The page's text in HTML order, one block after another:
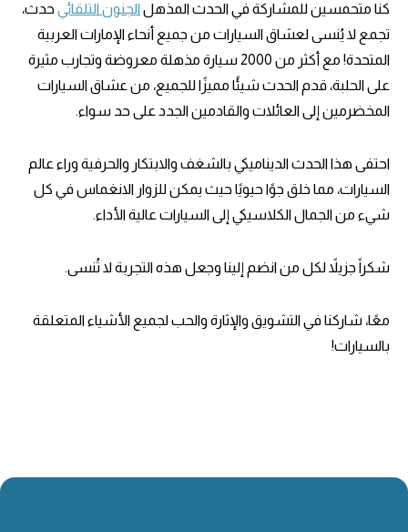
كنا متحمسين للمشاركة في الحدث المذهل الجنون التلقائيحدث،
تجمع لا يُنسى لعشاق السيارات من جميع أنحاء الإمارات العربية
المتحدة! مع أكثر من 2000 سيارة مذهلة معروضة وتجارب مثيرة
على الحلبة، قدم الحدث شيئًا مميزًا للجميع، من عشاق السيارات
المخضرمين إلى العائلات والقادمين الجدد على حد سواء.
احتفى هذا الحدث الديناميكي بالشغف والابتكار والحرفية وراء عالم
السيارات، مما خلق جوًا حيويًا حيث يمكن للزوار الانغماس في كل
شيء من الجمال الكلاسيكي إلى السيارات عالية الأداء.
شكراً جزيلاً لكل من انضم إلينا وجعل هذه التجربة لا تُنسى.
معًا، شاركنا في التشويق والإثارة والحب لجميع الأشياء المتعلقة
بالسيارات!